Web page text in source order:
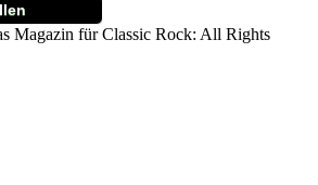
für Classic Rock: All Rights